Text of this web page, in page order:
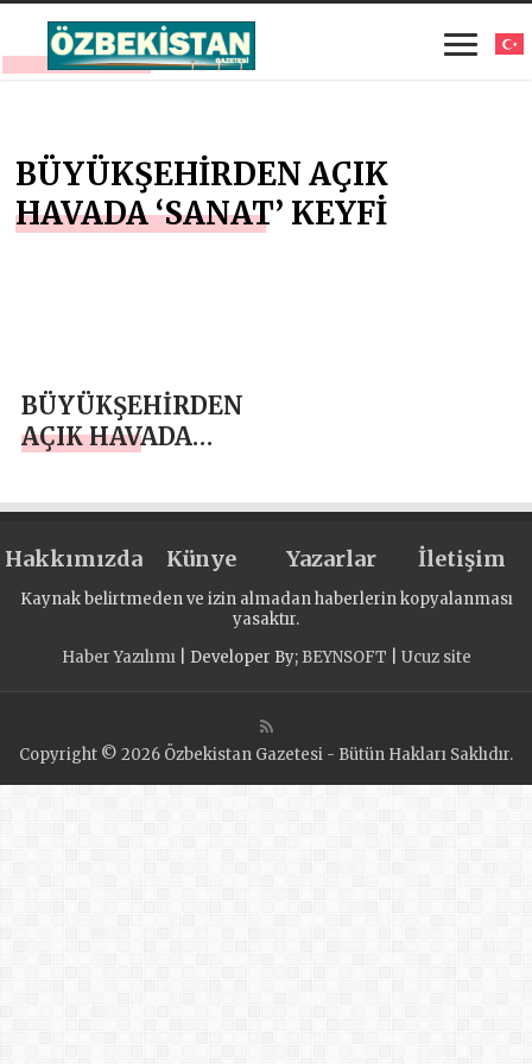
BÜYÜKŞEHİRDEN AÇIK
HAVADA ‘SANAT’ KEYFİ
BÜYÜKŞEHİRDEN
AÇIK HAVADA
Hakkımızda Künye Yazarlar İletişim
Kaynak belirtmeden ve izin almadan haberlerin kopyalanması
yasaktır.
Haber Yazılımı| Developer By; BEYNSOFT Ucuz site
Copyright © 2026 Özbekistan Gazetesi - Bütün Hakları Saklıdır.